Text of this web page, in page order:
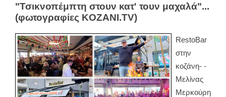
"Τσικνοπέμπτη στουν κατ' τουν μαχαλά"...
(φωτογραφίες KOZANI.TV)
RestoBar
στην
κοζάνη- -
Μελίνας
Μερκούρη